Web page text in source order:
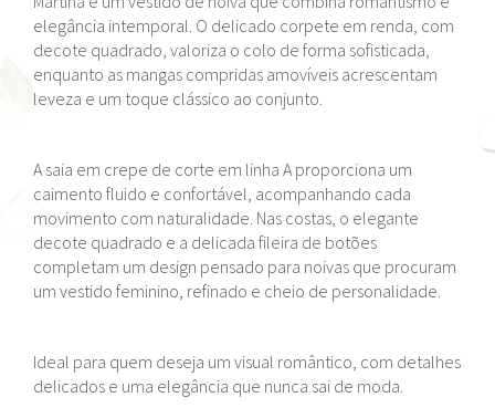
elegância intemporal. O delicado corpete em renda, com
decote quadrado, valoriza o colo de forma sofisticada,
enquanto as mangas compridas amovíveis acrescentam
leveza e um toque clássico ao conjunto.
A saia em crepe de corte em linha A proporciona um
caimento fluido e confortável, acompanhando cada
movimento com naturalidade. Nas costas, o elegante
decote quadrado e a delicada fileira de botões
completam um design pensado para noivas que procuram
um vestido feminino, refinado e cheio de personalidade.
Ideal para quem deseja um visual romântico, com detalhes
delicados e uma elegância que nunca sai de moda.